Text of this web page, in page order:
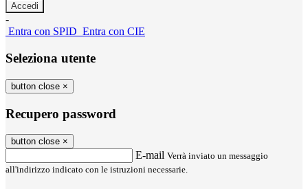
-
Entra con SPID Entra con CIE
Seleziona utente
button close ×
Recupero password
button close ×
E-mail Verrà inviato un messaggio
all'indirizzo indicato con le istruzioni necessarie.